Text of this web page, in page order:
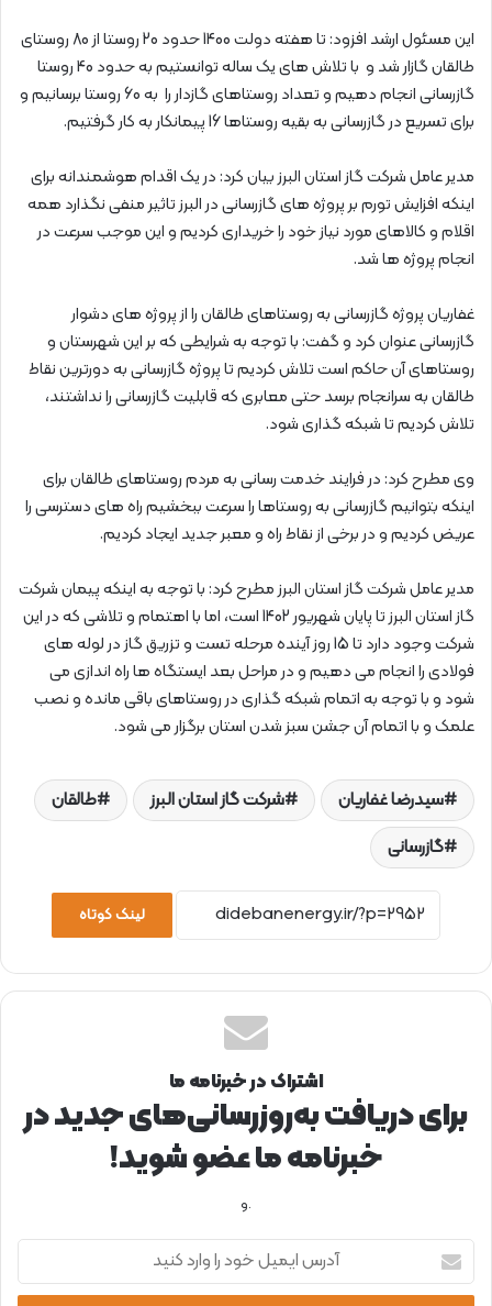
این مسئول ارشد افزود: تا هفته دولت 1400 حدود 20 روستا از 80 روستای
طالقان گازار شد و با تلاش های یک ساله توانستیم به حدود 40 روستا
گازرسانی انجام دهیم و تعداد روستاهای گازدار را به 60 روستا برسانیم و
برای تسریع در گازرسانی به بقیه روستاها 16 پیمانکار به کار گرفتیم.
مدیر عامل شرکت گاز استان البرز بیان کرد: در یک اقدام هوشمندانه برای
اینکه افزایش تورم بر پروژه های گازرسانی در البرز تاثیر منفی نگذارد همه
اقلام و کالاهای مورد نیاز خود را خریداری کردیم و این موجب سرعت در
انجام پروژه ها شد.
غفاریان پروژه گازرسانی به روستاهای طالقان را از پروژه های دشوار
گازرسانی عنوان کرد و گفت: با توجه به شرایطی که بر این شهرستان و
روستاهای آن حاکم است تلاش کردیم تا پروژه گازرسانی به دورترین نقاط
طالقان به سرانجام برسد حتی معابری که قابلیت گازرسانی را نداشتند،
تلاش کردیم تا شبکه گذاری شود.
وی مطرح کرد: در فرایند خدمت رسانی به مردم روستاهای طالقان برای
اینکه بتوانیم گازرسانی به روستاها را سرعت ببخشیم راه های دسترسی را
عریض کردیم و در برخی از نقاط راه و معبر جدید ایجاد کردیم.
مدیر عامل شرکت گاز استان البرز مطرح کرد: با توجه به اینکه پیمان شرکت
گاز استان البرز تا پایان شهریور 1402 است، اما با اهتمام و تلاشی که در این
شرکت وجود دارد تا 15 روز آینده مرحله تست و تزریق گاز در لوله های
فولادی را انجام می دهیم و در مراحل بعد ایستگاه ها راه اندازی می
شود و با توجه به اتمام شبکه گذاری در روستاهای باقی مانده و نصب
علمک و با اتمام آن جشن سبز شدن استان برگزار می شود.
سیدرضا غفاریان شرکت گاز استان البرز
طالقان
گازرسانی
لینک کوتاه
اشتراک در خبرنامه ما
برای دریافت به‌روزرسانی‌های جدید در
خبرنامه ما عضو شوید!
.و
ر